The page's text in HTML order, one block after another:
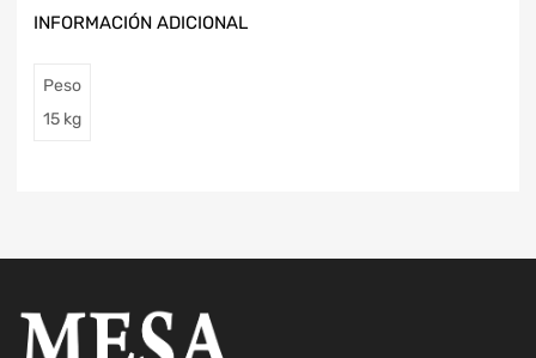
INFORMACIÓN ADICIONAL
Peso
15 kg